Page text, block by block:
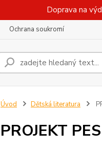
Doprava na
Ochrana soukromí
Úvod Dětská literatura
PROJEKT